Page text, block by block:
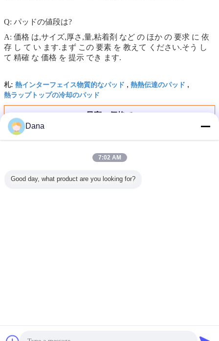
Q: パッドの値段は?
A: 価格 は,サイズ,厚さ,量,粘着剤 など の ほか の 要求 に 依
存 し て い ます.まず この 要素 を 教えて ください.そう し
て 精確 な 価格 を 提示 でき ます.
札: 熱インターフェイス物質的なパッド , 熱熱伝達のパッド ,
熱ラップトップの冷却のパッド
最高の価格で
LTD 熱パッド 熱伝導パッド カスタ
マイズされたシリコン熱保温シート
Dana
7:02 AM
Good day, what product are you looking for?